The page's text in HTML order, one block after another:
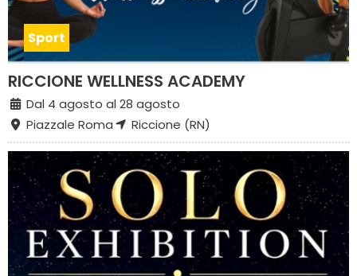
Sport
RICCIONE WELLNESS ACADEMY
Dal 4 agosto al 28 agosto
Piazzale Roma
Riccione (RN)